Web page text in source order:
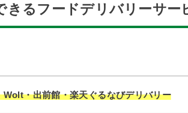
きるフードデリバリーサー
・出前館・楽天ぐるなびデリバリー